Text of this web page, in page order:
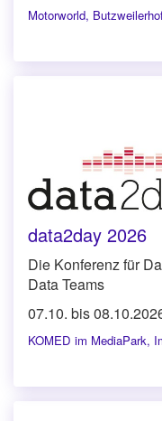
Motorworld,
data2day 2026
Die Konferenz für
Data Teams
07.10. bis
KOMED im MediaPark,